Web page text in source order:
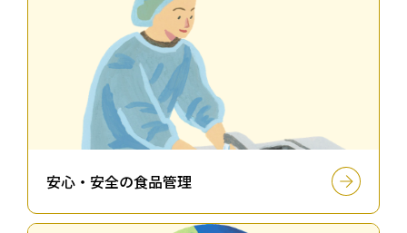
安⼼・安全の⾷品管理